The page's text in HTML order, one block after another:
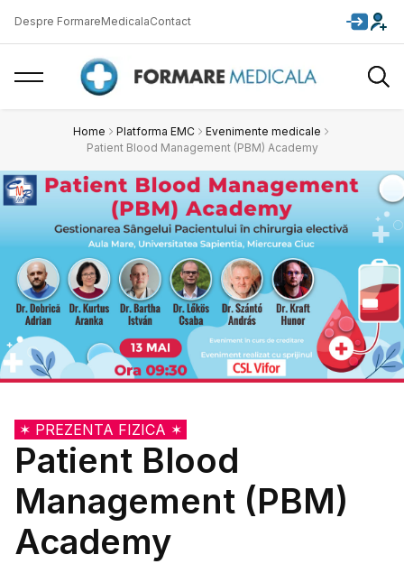
Despre FormareMedicalaContact
Home Platforma EMC
Evenimente medicale
Patient Blood Management (PBM) Academy
✶ PREZENTA FIZICA ✶
Patient Blood
Management (PBM)
Academy